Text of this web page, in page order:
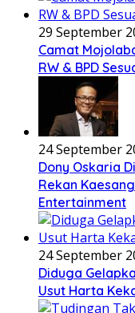
29 September
Camat
RW & BPD
24 September
Dony Oskaria
Rekan
Entertainment
24 September
Diduga
Usut Harta